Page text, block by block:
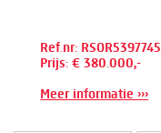
Ref.nr: RSOR5397745
Prijs: € 380.000,-
Meer informatie ›››